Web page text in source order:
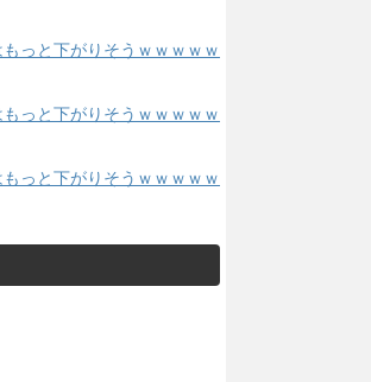
もっと下がりそうｗｗｗｗｗ
もっと下がりそうｗｗｗｗｗ
もっと下がりそうｗｗｗｗｗ